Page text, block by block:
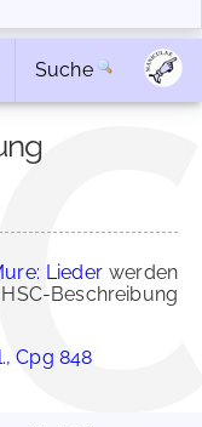
Suche
Liederwerden
Beschreibung
Cpg 848